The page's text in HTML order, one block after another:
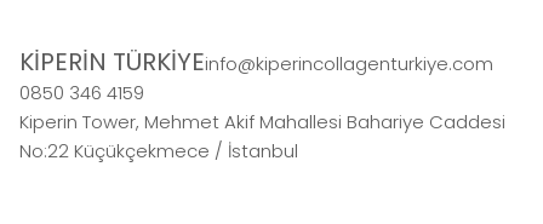
KİPERİN TÜRKİYEinfo@kiperincollagenturkiye.com
0850 346 4159
Kiperin Tower, Mehmet Akif Mahallesi Bahariye Caddesi
No:22 Küçükçekmece / İstanbul